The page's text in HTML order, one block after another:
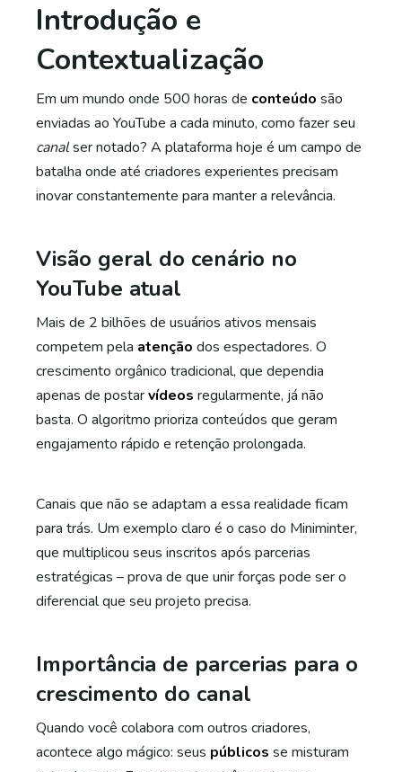
Introdução e
Contextualização
Em um mundo onde 500 horas de conteúdo são
enviadas ao YouTube a cada minuto, como fazer seu
canalser notado? A plataforma hoje é um campo de
batalha onde até criadores experientes precisam
inovar constantemente para manter a relevância.
Visão geral do cenário no
YouTube atual
Mais de 2 bilhões de usuários ativos mensais
competem pela atenção dos espectadores. O
crescimento orgânico tradicional, que dependia
apenas de postarvídeos regularmente, já não
basta. O algoritmo prioriza conteúdos que geram
engajamento rápido e retenção prolongada.
Canais que não se adaptam a essa realidade ficam
para trás. Um exemplo claro é o caso do Miniminter,
que multiplicou seus inscritos após parcerias
estratégicas – prova de que unir forças pode ser o
diferencial que seu projeto precisa.
Importância de parcerias para o
crescimento do canal
Quando você colabora com outros criadores,
acontece algo mágico: seus públicos se misturam